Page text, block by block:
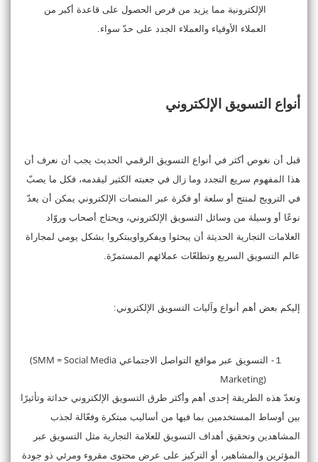
الإلكترونية مما يزيد من فرص الحصول على قاعدة أكبر من
العملاء الأوفياء والعملاء الجدد على حدّ سواء.
أنواع التسويق الإلكتروني
قبل أن نغوص أكثر في أنواع التسويق الرقمي الحديث يجب أن نعرف أن
هذا المفهوم سريع التجدد وما زال في جعبته الكثير ليقدمه، فكل ما يصبّ
في الترويج لمنتج أو سلعة أو فكرة عبر المنصات الإلكتروني يمكن أن يعدّ
نوعًا أو وسيلة من وسائل التسويق الإلكتروني، ويحتاج أصحاب وروّاد
العلامات التجارية الحديثة أن يبحثوا ويفكرواويبتكروا بشكل يومي لمجاراة
عالم التسويق السريع وتطلعّات عملائهم المستمرّة.
إليكم بعض أهم أنواع وآليات التسويق الإلكتروني:
１- التسويق عبر مواقع التواصل الاجتماعي (SMM = Social Media
Marketing)
وتعدّ هذه الطريقة إحدى أهم وأكثر طرق التسويق الإلكتروني حداثة وتأثيرًا
بين أوساط المستخدمين بما فيها من أساليب مبتكرة وفعّالة لجذب
المشاهدين وتحقيق أهداف التسويق للعلامة التجارية مثل التسويق عبر
المؤثرين والمشاهير، أو التركيز على عرض محتوى مقروء ومرئي ذو جودة